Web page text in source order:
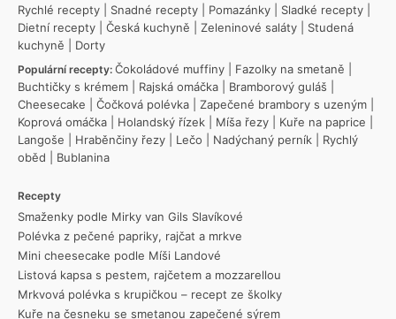
Rychlé recepty
Snadné recepty Pomazánky Sladké recepty
Dietní recepty
Česká kuchyně Zeleninové saláty
Studená
kuchyně
Dorty
Populární recepty: Čokoládové muffiny Fazolky na smetaně
Buchtičky s krémem
Rajská omáčka Bramborový guláš
Cheesecake
Čočková polévka Zapečené brambory s uzeným
Koprová omáčka
Holandský řízek Míša řezy Kuře na paprice
Langoše
Hraběnčiny řezy Lečo Nadýchaný perník
Rychlý
oběd
Bublanina
Recepty
Smaženky podle Mirky van Gils Slavíkové
Polévka z pečené papriky, rajčat a mrkve
Mini cheesecake podle Míši Landové
Listová kapsa s pestem, rajčetem a mozzarellou
Mrkvová polévka s krupičkou – recept ze školky
Kuře na česneku se smetanou zapečené sýrem